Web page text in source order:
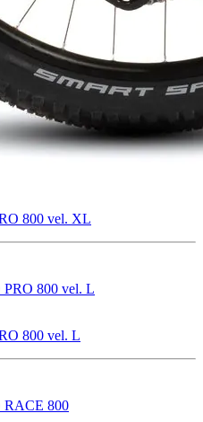
800 vel. XL
800 vel. L